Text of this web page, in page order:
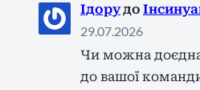
Ідорудо
29.07.2026
Чи можна
до вашої